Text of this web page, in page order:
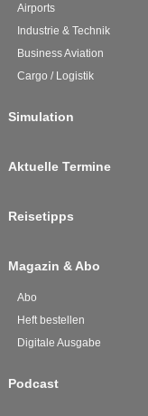
Airports
Industrie & Technik
Business Aviation
Cargo / Logistik
Simulation
Aktuelle Termine
Reisetipps
Magazin & Abo
Abo
Heft bestellen
Digitale Ausgabe
Podcast